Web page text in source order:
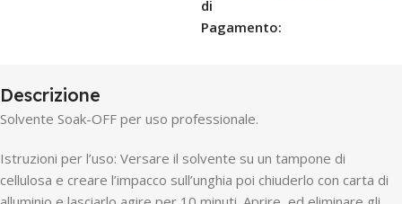
di
Pagamento:
Descrizione
Solvente Soak-OFF per uso professionale.
Istruzioni per l’uso: Versare il solvente su un tampone di
cellulosa e creare l’impacco sull’unghia poi chiuderlo con carta di